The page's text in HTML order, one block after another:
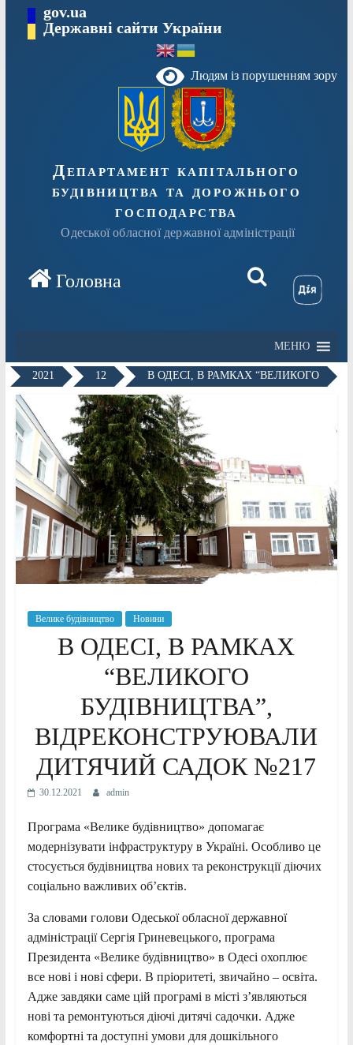
Перейтиgov.ua
Державні сайти України
Людям із порушенням зору
Департамент капітального
будівництва та дорожнього
господарства
Одеської обласної державної адміністрації
МЕНЮ
2021 12 В ОДЕСІ, В РАМКАХ “ВЕЛИКОГО
Велике будівництво Новини
В ОДЕСІ, В РАМКАХ
“ВЕЛИКОГО
БУДІВНИЦТВА”,
ВІДРЕКОНСТРУЮВАЛИ
ДИТЯЧИЙ САДОК №217
30.12.2021 admin
Програма «Велике будівництво» допомагає
модернізувати інфраструктуру в Україні. Особливо це
стосується будівництва нових та реконструкції діючих
соціально важливих об’єктів.
За словами голови Одеської обласної державної
адміністрації Сергія Гриневецького, програма
Президента «Велике будівництво» в Одесі охоплює
все нові і нові сфери. В пріоритеті, звичайно – освіта.
Адже завдяки саме цій програмі в місті з’являються
нові та ремонтуються діючі дитячі садочки. Адже
комфортні та доступні умови для дошкільного